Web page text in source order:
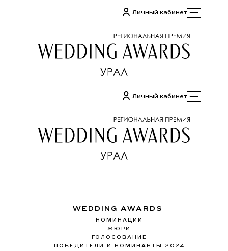
Личный кабинет
Личный кабинет
WEDDING AWARDS
НОМИНАЦИИ
ЖЮРИ
ГОЛОСОВАНИЕ
ПОБЕДИТЕЛИ И НОМИНАНТЫ 2024